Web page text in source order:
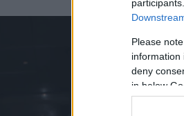
Please
information
deny
in below